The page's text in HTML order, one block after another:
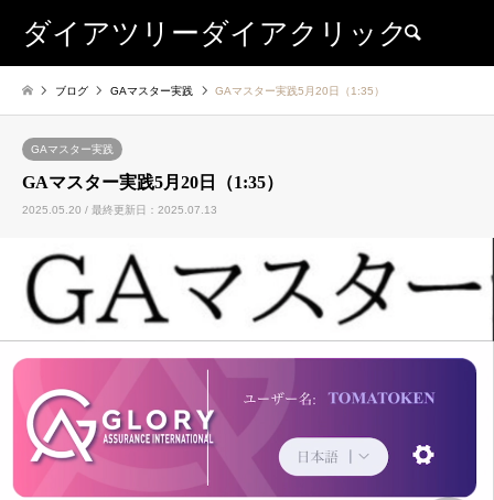
ダイアツリーダイアクリック
ブログ GAマスター実践 GAマスター実践5月20日（1:35）
GAマスター実践
GAマスター実践5月20日（1:35）
2025.05.20 / 最終更新日：2025.07.13